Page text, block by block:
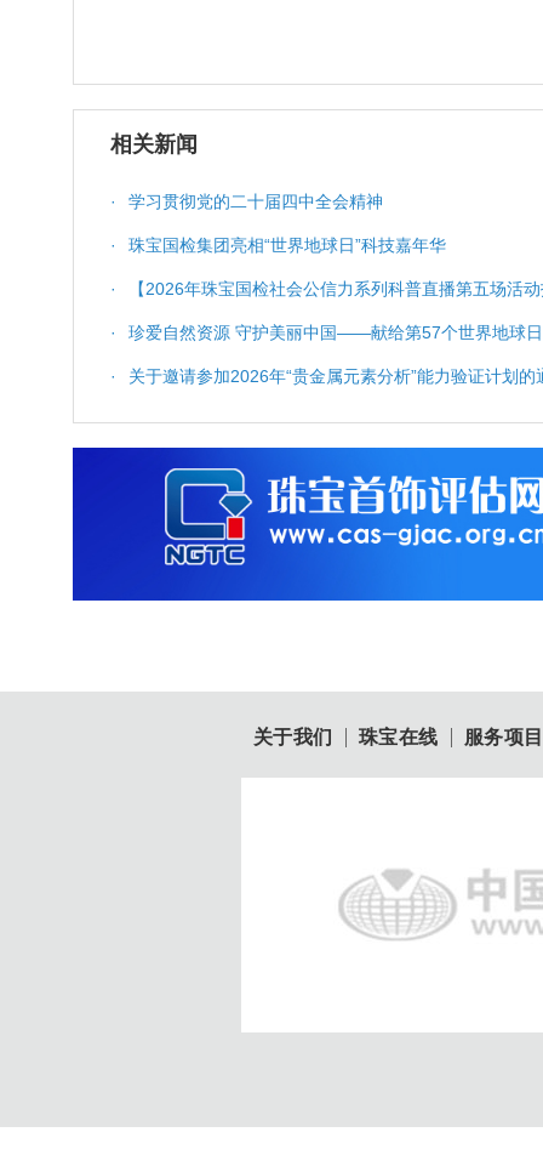
相关新闻
· 学习贯彻党的二十届四中全会精神
· 珠宝国检集团亮相“世界地球日”科技嘉年华
· 【2026年珠宝国检社会公信力系列科普直播第五场活
科普服务与质量保障
· 珍爱自然资源 守护美丽中国——献给第57个世界地球日
· 关于邀请参加2026年“贵金属元素分析”能力验证计划的
关于我们 珠宝在线 服务项目